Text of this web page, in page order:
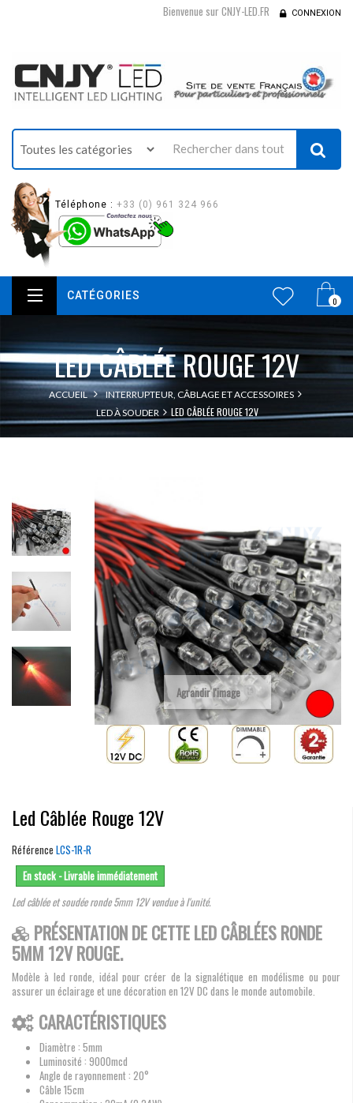
Bienvenue sur CNJY-LED.FR CONNEXION
Téléphone : +33 (0) 961 324 966
0
CATÉGORIES
LED CÂBLÉE ROUGE 12V
ACCUEIL
INTERRUPTEUR, CÂBLAGE ET ACCESSOIRES
LED À SOUDER
LED CÂBLÉE ROUGE 12V
Agrandir l'image
Led Câblée Rouge 12V
Référence LCS-1R-R
En stock - Livrable immédiatement
Led câblée et soudée ronde 5mm 12V vendue à l'unité.
PRÉSENTATION DE CETTE LED CÂBLÉES RONDE
5MM 12V ROUGE.
Modèle à led ronde, idéal pour créer de la signalétique en modélisme ou pour
assurer un éclairage et une décoration en 12V DC dans le monde automobile.
CARACTÉRISTIQUES
Diamètre : 5mm
Luminosité : 9000mcd
Angle de rayonnement : 20°
Câble 15cm